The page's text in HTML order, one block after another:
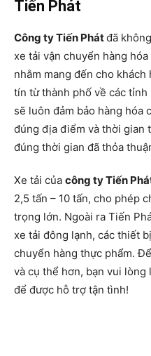
Tiến Phát
Công ty Tiến Phátđã
xe tải vận chuyển hàng
nhằm mang đến cho
tín từ thành phố về các tỉnh
sẽ luôn đảm bảo hàng hóa
đúng địa điểm và thời gian
đúng thời gian đã thỏa
Xe tải của công ty Tiến
2,5 tấn – 10 tấn, cho phép
trọng lớn. Ngoài ra Tiến
xe tải đông lạnh, các thiết
chuyển hàng thực phẩm.
và cụ thể hơn, bạn vui
để được hỗ trợ tận tình!